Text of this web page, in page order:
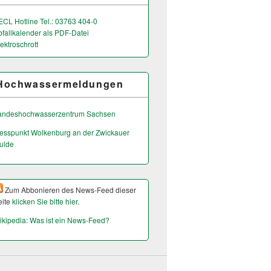
Hotline Tel.: 03763 404-0
als PDF-Datei
Sachsen
Wolkenburg an der Zwickauer
Zum Abbonieren des News-Feed dieser
klicken Sie bitte hier.
Was ist ein News-Feed?